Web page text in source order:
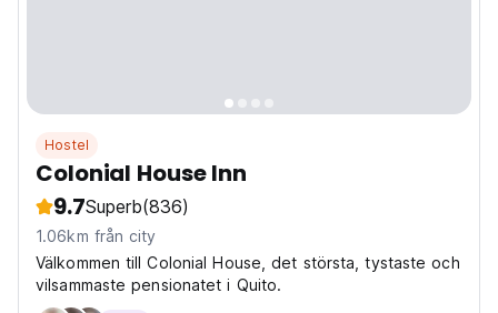
Hostel
Colonial House Inn
9.7Superb(836)
1.06km från city
Välkommen till Colonial House, det största, tystaste och
vilsammaste pensionatet i Quito.